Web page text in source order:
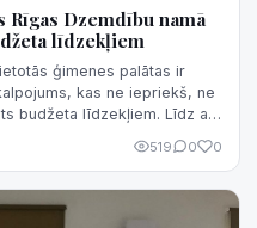
Rīgas Dzemdību namā
līdzekļiem
ģimenes palātas ir
kas ne iepriekš, ne
budžeta līdzekļiem. Līdz ar
519 0 0